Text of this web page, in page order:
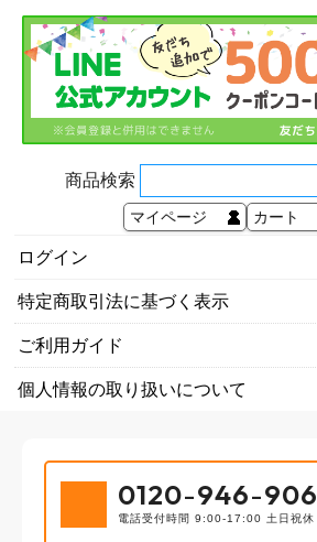
商品検索
マイページ カート
ログイン
特定商取引法に基づく表示
ご利用ガイド
個人情報の取り扱いについて
0120-946-906
電話受付時間 9:00-17:00 土日祝休